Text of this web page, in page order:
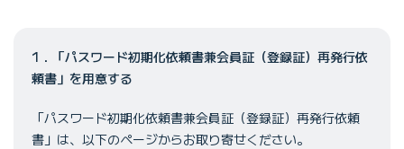
1．「パスワード初期化依頼書兼会員証（登録証）再発行依
頼書」を用意する
「パスワード初期化依頼書兼会員証（登録証）再発行依頼
書」は、以下のページからお取り寄せください。